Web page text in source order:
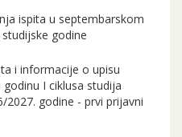
ispita u septembarskom
godine
i informacije o upisu
I ciklusa studija
2027. godine - prvi prijavni